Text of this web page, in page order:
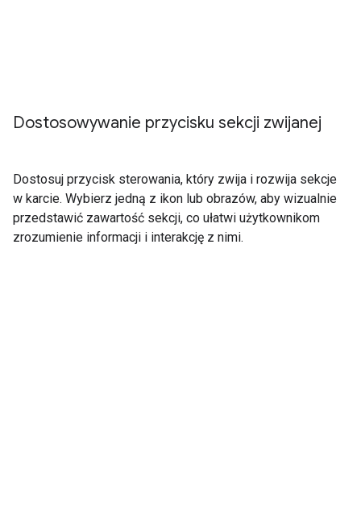
Dostosowywanie przycisku sekcji zwijanej
Dostosuj przycisk sterowania, który zwija i rozwija sekcje
w karcie. Wybierz jedną z ikon lub obrazów, aby wizualnie
przedstawić zawartość sekcji, co ułatwi użytkownikom
zrozumienie informacji i interakcję z nimi.